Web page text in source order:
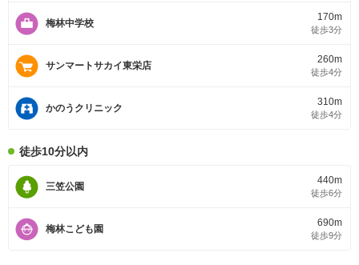
梅林中学校
170m
徒歩3分
サンマートサカイ東栄店
260m
徒歩4分
かのうクリニック
310m
徒歩4分
徒歩10分以内
三笠公園
440m
徒歩6分
梅林こども園
690m
徒歩9分